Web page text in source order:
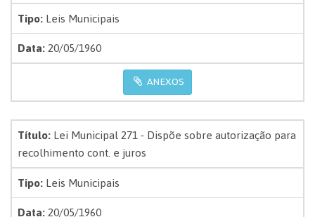
Tipo:Leis Municipais
Data:20/05/1960
ANEXOS
Título:Lei Municipal 271 - Dispõe sobre autorização para
recolhimento cont. e juros
Tipo:Leis Municipais
Data:20/05/1960